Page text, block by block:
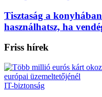
Tisztaság a
használhatsz, ha
Friss hírek
IT-biztonság